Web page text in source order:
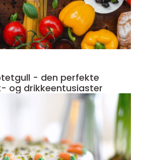
- den perfekte
og drikkeentusiaster